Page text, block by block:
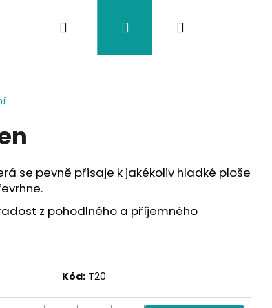
Závěsy na kočárek Twistík kousátka
Hledat PřihlášeníNákupní
se pevně přisaje k jakékoliv hladké ploše
z pohodlného a příjemného
Kód: T20